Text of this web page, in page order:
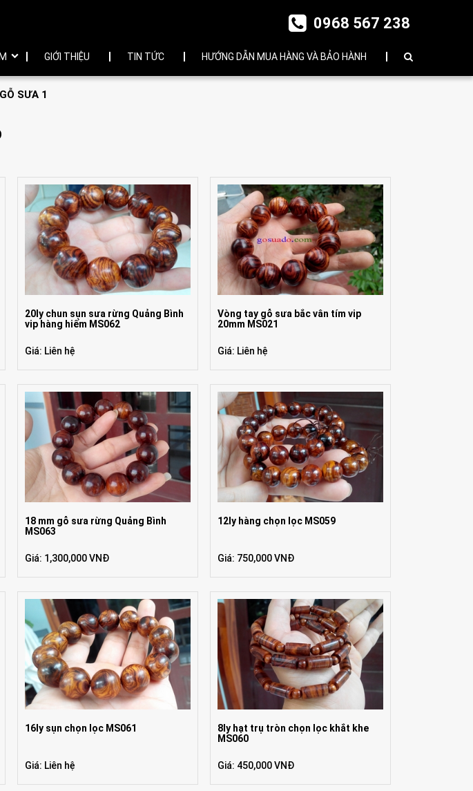
GIỚI THIỆU TIN TỨC HƯỚNG DẪN MUA HÀNG VÀ BẢO HÀNH
0968 567 238
SƯA 1
20ly chun sụn sưa rừng Quảng Bình
vip hàng hiếm MS062
Giá: Liên hệ
Vòng tay gỗ sưa bắc vân tím vip
20mm MS021
Giá: Liên hệ
18 mm gỗ sưa rừng Quảng Bình
MS063
Giá: 1,300,000 VNĐ
12ly hàng chọn lọc MS059
Giá: 750,000 VNĐ
16ly sụn chọn lọc MS061
Giá: Liên hệ
8ly hạt trụ tròn chọn lọc khắt khe
MS060
Giá: 450,000 VNĐ